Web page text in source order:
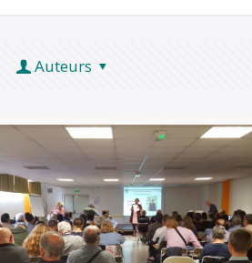
Auteurs